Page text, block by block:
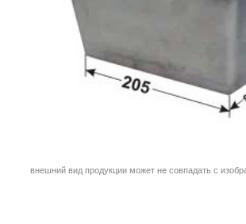
внешний вид продукции может не совпадать с